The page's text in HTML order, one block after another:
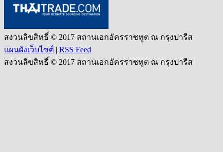
สงวนลิขสิทธิ์ © 2017 สถานเอกอัครราชทูต ณ กรุงปารีส
แผนผังเว็บไซต์ | RSS Feed
สงวนลิขสิทธิ์ © 2017 สถานเอกอัครราชทูต ณ กรุงปารีส